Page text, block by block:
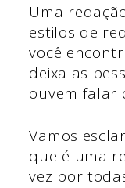
Uma
estilos de
você
deixa as
ouvem falar
Vamos
que é uma
vez por